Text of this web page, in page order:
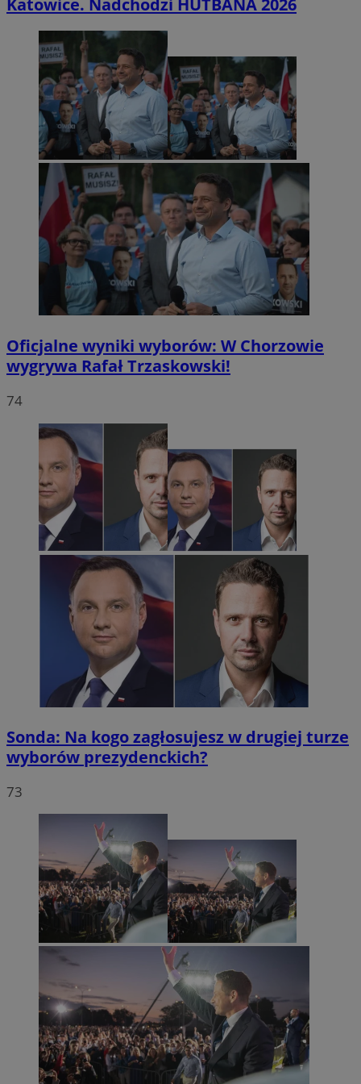
Katowice. Nadchodzi HUTBANA 2026
Oficjalne wyniki wyborów: W Chorzowie
wygrywa Rafał Trzaskowski!
74
Sonda: Na kogo zagłosujesz w drugiej turze
wyborów prezydenckich?
73